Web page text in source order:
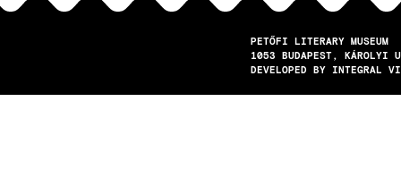
PETŐFI LITERARY MUSEUM
1053
BUDAPEST
KÁROLYI
DEVELOPED BY INTEGRAL